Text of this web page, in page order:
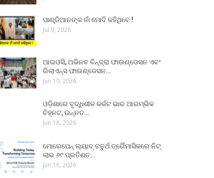
ପାଣ୍ଡିଆନଙ୍କ ନାଁ ମୋଦି କହିଥିବେ !
Jul 9, 2026
ଆଇଓସି, ଅଭିନବ ବିନ୍ଦ୍ରା ଫାଉଣ୍ଡେସନ ଏବଂ
ରିଲାଏନ୍ସ ଫାଉଣ୍ଡେସନ…
Jun 19, 2026
ଓଡ଼ିଶାରେ ବୃଦ୍ଧିଶୀଳ କର୍କଟ ଭାର ଆରମ୍ଭିକ
ଚିହ୍ନଟ, ଉନ୍ନତ…
Jun 18, 2026
ମୋରେପେନ୍ ଲ୍ୟାବ୍ ଚତୁର୍ଥ ତ୍ରୈମାସିକରେ ନିଟ୍
ଲାଭ ୬୯ ପ୍ରତିଶତ…
Jun 16, 2026